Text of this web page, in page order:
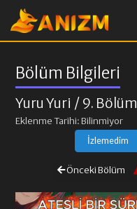
Bölüm Bilgileri
Yuru Yuri / 9. Bölüm
Eklenme Tarihi: Bilinmiyor
İzlemedim
Önceki Bölüm